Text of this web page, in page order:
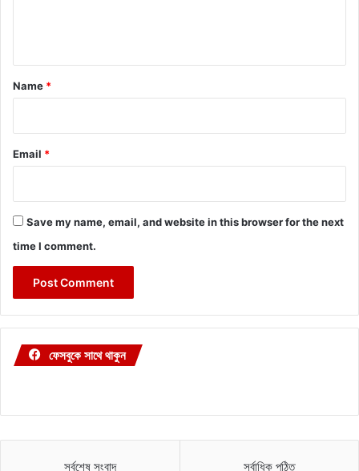
*
Name *
Email *
Save my name, email, and website in this browser for the next
time I comment.
ফেসবুকে সাথে থাকুন
সর্বশেষ সংবাদ সর্বাধিক পঠিত